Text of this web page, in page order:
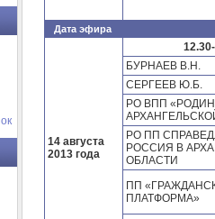
Дата эфира
14 августа
2013 года
БУРНАЕВ В.Н.
СЕРГЕЕВ Ю.Б.
РО ВПП
РО ПП
РОССИЯ В
ОБЛАСТИ
ПП
ПЛАТФОРМА»